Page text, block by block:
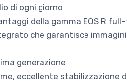
di ogni giorno
della gamma EOS R
che garantisce
generazione
eccellente stabilizzazione